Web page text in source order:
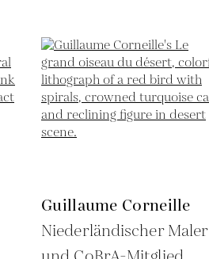
Guillaume Corneille
Niederländischer Maler